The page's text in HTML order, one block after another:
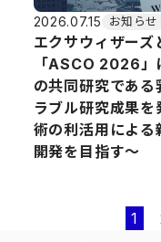
2026.07.15 お知らせ
エクサウィザー
「ASCO 2026」
の共同研究であ
ラブル研究成果
術の利活用による
開発を目指す〜
1